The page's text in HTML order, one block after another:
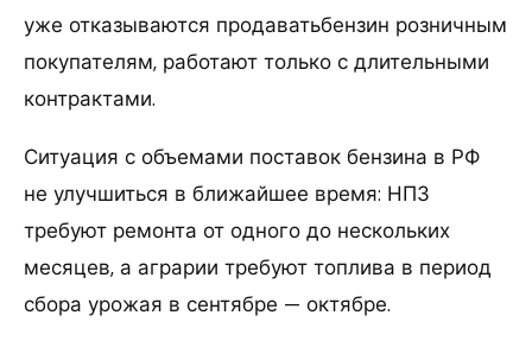
уже отказываются продаватьбензин розничным
покупателям, работают только с длительными
контрактами.
Ситуация с объемами поставок бензина в РФ
не улучшиться в ближайшее время: НПЗ
требуют ремонта от одного до нескольких
месяцев, а аграрии требуют топлива в период
сбора урожая в сентябре — октябре.